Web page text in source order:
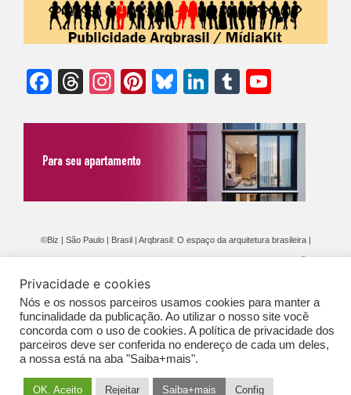
Facebook
Threads
Instagram
Pinterest
Bluesky
LinkedIn
Tumblr
©Biz | São Paulo | Brasil | Arqbrasil: O espaço da arquitetura brasileira |
GERAIS DE PUBLICAÇÃO (CGP
Privacidade e cookies
Nós e os nossos parceiros usamos cookies para manter a
funcinalidade da publicação. Ao utilizar o nosso site você
concorda com o uso de cookies. A política de privacidade dos
parceiros deve ser conferida no endereço de cada um deles,
a nossa está na aba "Saiba+mais".
OK. Aceito Rejeitar Saiba+mais Config